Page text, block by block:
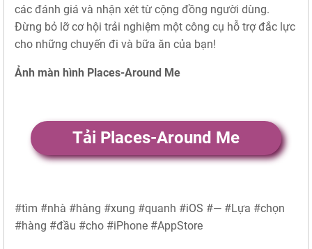
các đánh giá và nhận xét từ cộng đồng người dùng.
Đừng bỏ lỡ cơ hội trải nghiệm một công cụ hỗ trợ đắc lực
cho những chuyến đi và bữa ăn của bạn!
Ảnh màn hình Places-Around Me
Tải Places-Around Me
#tìm #nhà #hàng #xung #quanh #iOS #— #Lựa #chọn
#hàng #đầu #cho #iPhone #AppStore